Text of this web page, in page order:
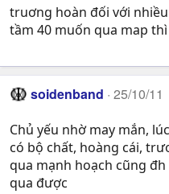
truơng hoàn đối với
tầm 40 muốn qua map
soidenband 25/10/11
Chủ yếu nhờ may mắn,
có bộ chất, hoàng cái,
qua mạnh hoạch cũng
qua được